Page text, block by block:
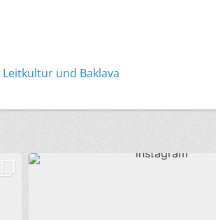
und Baklava